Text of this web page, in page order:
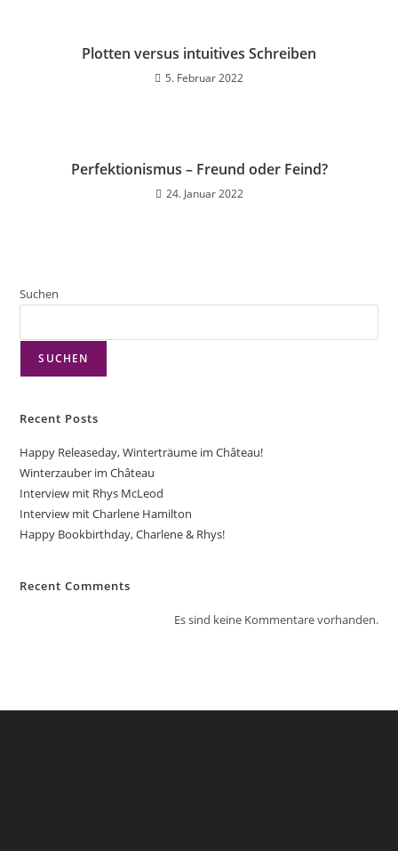
Plotten versus intuitives Schreiben
5. Februar 2022
Perfektionismus – Freund oder Feind?
24. Januar 2022
Suchen
SUCHEN
Recent Posts
Happy Releaseday, Winterträume im Château!
Winterzauber im Château
Interview mit Rhys McLeod
Interview mit Charlene Hamilton
Happy Bookbirthday, Charlene & Rhys!
Recent Comments
Es sind keine Kommentare vorhanden.